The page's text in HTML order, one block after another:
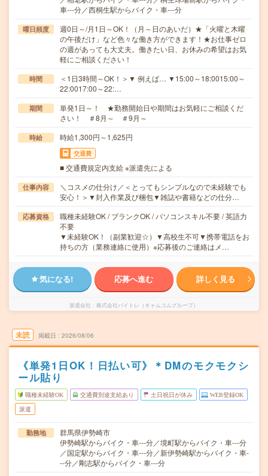
車---分／西桐生駅からバイク・車---分
曜日頻度
週0日～/月1日～OK！（月～日のあいだ）★「火曜と木曜
の午後だけ」など色々な働き方ができます！★お仕事ゼロ
の週があっても大丈夫。働きたい日、お休みの希望はお気
軽にご相談ください！
時間
＜1日3時間～OK！＞▼ 例えば… ▼15:00～18:0015:00～
22:0017:00～22:…
期間
単発1日～！ ★勤務開始日や期間はお気軽にご相談くだ
さい！ ＃8月～ ＃9月～
時給 時給1,300円～1,625円
交通費
■ 交通費規定内支給 ※派遣先による
仕事内容
＼コスメの仕分け／＜とってもシンプルなので未経験でも
安心！＞▼封入作業及び梱包▼雑誌や書籍などの仕分…
応募資格
職種未経験OK / ブランクOK / パソコンスキル不要 / 英語力
不要
▼未経験OK！（副業歓迎☆）▼高校生不可▼携帯電話をお
持ちの方（業務連絡に使用）※応募後のご連絡はメ…
気になる! 応募へ進む 詳しく見る
派遣会社 株式会社バイトレ（キャムコムグループ）
未読 掲載日 2026/08/06
《単発1日OK！日払い可》＊DMのモクモクシ
ール貼り
職種未経験OK 交通費別途支給あり 土日祝日が休み WEB登録OK
派遣
勤務地
群馬県伊勢崎市
伊勢崎駅からバイク・車---分／境町駅からバイク・車---分
／国定駅からバイク・車---分／新伊勢崎駅からバイク・車-
--分／剛志駅からバイク・車---分